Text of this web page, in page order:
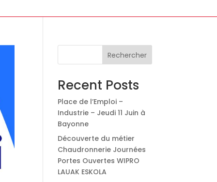
Rechercher
Recent Posts
Place de l’Emploi –
Industrie – Jeudi 11 Juin à
Bayonne
Découverte du métier
Chaudronnerie Journées
Portes Ouvertes WIPRO
LAUAK ESKOLA